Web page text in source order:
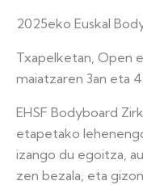
2025eko Euskal
Txapelketan, Open
maiatzaren 3an eta
EHSF Bodyboard
etapetako
izango du egoitza,
zen bezala, eta